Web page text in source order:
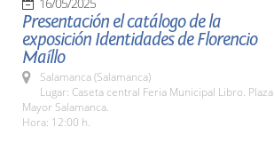
Presentación el catálogo de la
exposición Identidades de Florencio
Maíllo
Salamanca (Salamanca)
Lugar: Caseta central Feria Municipal Libro. Plaza
Mayor Salamanca.
Hora: 12:00 h.